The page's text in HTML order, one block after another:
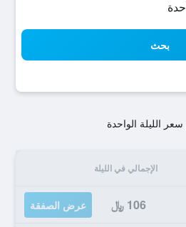
بحث
الليلة الواحدة
الإجمالي في الليلة
106 ﷼ عرض الصفقة